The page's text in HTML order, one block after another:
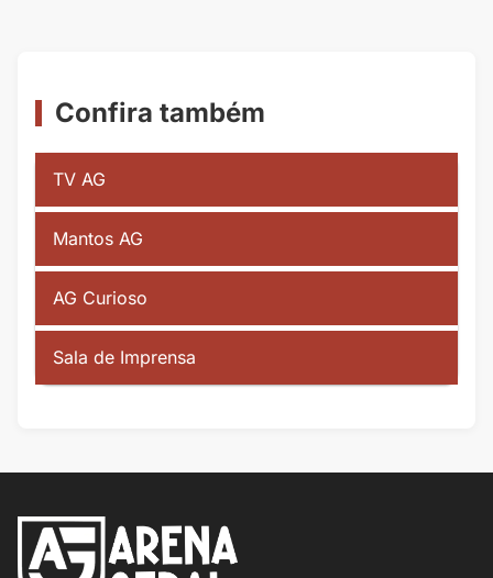
Confira também
TV AG
Mantos AG
AG Curioso
Sala de Imprensa